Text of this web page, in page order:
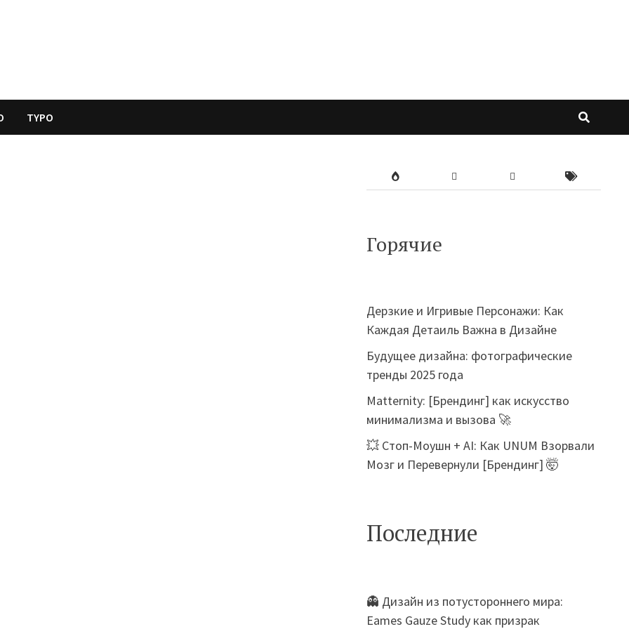
TYPO
Горячие
Дерзкие и Игривые Персонажи: Как
Каждая Детаиль Важна в Дизайне
Будущее дизайна: фотографические
тренды 2025 года
Matternity: [Брендинг] как искусство
минимализма и вызова 🚀
💥 Стоп-Моушн + AI: Как UNUM Взорвали
Мозг и Перевернули [Брендинг] 🤯
Последние
👻 Дизайн из потустороннего мира:
Eames Gauze Study как призрак